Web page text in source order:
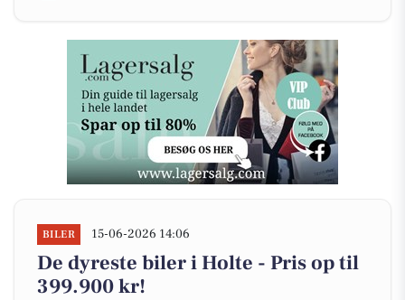
BILER 15-06-2026 14:06
De dyreste biler i Holte - Pris op til
399.900 kr!